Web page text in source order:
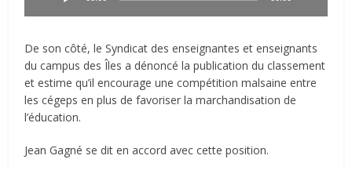
De son côté, le Syndicat des enseignantes et enseignants
du campus des Îles a dénoncé la publication du classement
et estime qu’il encourage une compétition malsaine entre
les cégeps en plus de favoriser la marchandisation de
l’éducation.
Jean Gagné se dit en accord avec cette position.